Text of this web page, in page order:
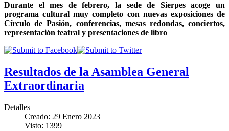
Durante el mes de febrero, la sede de Sierpes acoge un
programa cultural muy completo con nuevas exposiciones de
Círculo de Pasión, conferencias, mesas redondas, conciertos,
representación teatral y presentaciones de libro
Resultados de la Asamblea General
Extraordinaria
Detalles
Creado: 29 Enero 2023
Visto: 1399